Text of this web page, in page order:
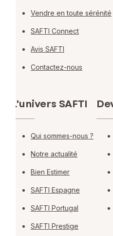
Vendre en toute sérénité
SAFTI Connect
Avis SAFTI
Contactez-nous
L'univers SAFTI
Qui sommes-nous ?
Notre actualité
Bien Estimer
SAFTI Espagne
SAFTI Portugal
SAFTI Prestige